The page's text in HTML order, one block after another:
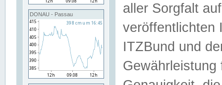
DONAU - Passau
aller Sorgfalt
veröffentlichten
ITZBund und